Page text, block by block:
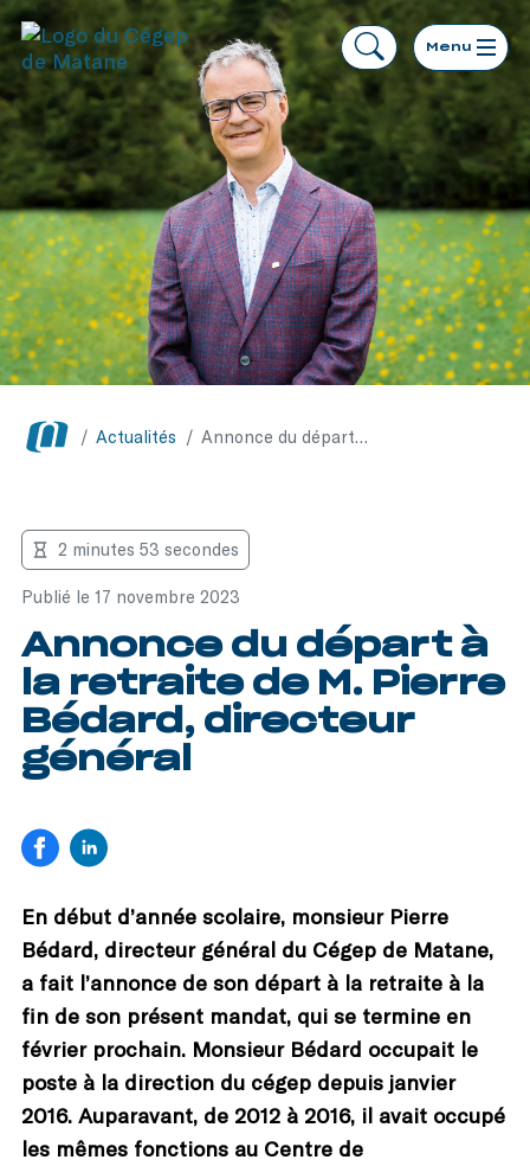
Menu
/ Actualités / Annonce du départ à la retraite de M. Pierre Bédard, directeur général
Publié le 17 novembre 2023
2 minutes 53 secondes
Annonce du départ à
la retraite de M. Pierre
Bédard, directeur
général
En début d’année scolaire, monsieur Pierre
Bédard, directeur général du Cégep de Matane,
a fait l’annonce de son départ à la retraite à la
fin de son présent mandat, qui se termine en
février prochain. Monsieur Bédard occupait le
poste à la direction du cégep depuis janvier
2016. Auparavant, de 2012 à 2016, il avait occupé
les mêmes fonctions au Centre de